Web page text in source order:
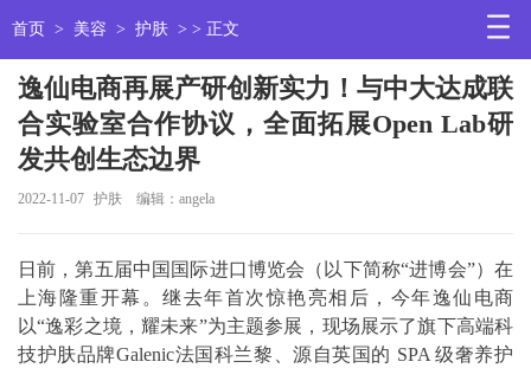
首页 > 美容 > 护肤 > > 正文
逸仙电商再展产研创新实力！与中大达成联
合实验室合作协议，全面拓展Open Lab研
发共创生态边界
2022-11-07 护肤 编辑：angela
日前，第五届中国国际进口博览会（以下简称“进博会”）在
上海隆重开幕。继去年首次惊艳亮相后，今年逸仙电商
以“逸彩之境，耀未来”为主题参展，现场展示了旗下高端科
技护肤品牌Galenic法国科兰黎、源自英国的 SPA 级奢养护